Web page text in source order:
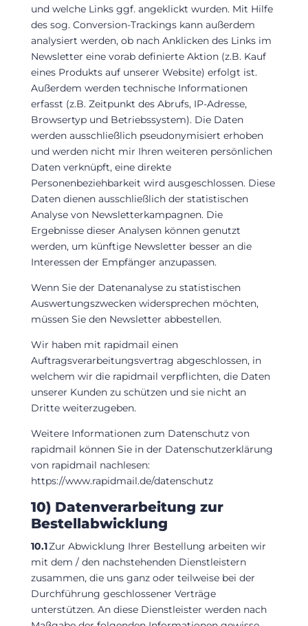
und welche Links ggf. angeklickt wurden. Mit Hilfe
des sog. Conversion-Trackings kann außerdem
analysiert werden, ob nach Anklicken des Links im
Newsletter eine vorab definierte Aktion (z.B. Kauf
eines Produkts auf unserer Website) erfolgt ist.
Außerdem werden technische Informationen
erfasst (z.B. Zeitpunkt des Abrufs, IP-Adresse,
Browsertyp und Betriebssystem). Die Daten
werden ausschließlich pseudonymisiert erhoben
und werden nicht mir Ihren weiteren persönlichen
Daten verknüpft, eine direkte
Personenbeziehbarkeit wird ausgeschlossen. Diese
Daten dienen ausschließlich der statistischen
Analyse von Newsletterkampagnen. Die
Ergebnisse dieser Analysen können genutzt
werden, um künftige Newsletter besser an die
Interessen der Empfänger anzupassen.
Wenn Sie der Datenanalyse zu statistischen
Auswertungszwecken widersprechen möchten,
müssen Sie den Newsletter abbestellen.
Wir haben mit rapidmail einen
Auftragsverarbeitungsvertrag abgeschlossen, in
welchem wir die rapidmail verpflichten, die Daten
unserer Kunden zu schützen und sie nicht an
Dritte weiterzugeben.
Weitere Informationen zum Datenschutz von
rapidmail können Sie in der Datenschutzerklärung
von rapidmail nachlesen:
https://www.rapidmail.de/datenschutz
10) Datenverarbeitung zur
Bestellabwicklung
10.1Zur Abwicklung Ihrer Bestellung arbeiten wir
mit dem / den nachstehenden Dienstleistern
zusammen, die uns ganz oder teilweise bei der
Durchführung geschlossener Verträge
unterstützen. An diese Dienstleister werden nach